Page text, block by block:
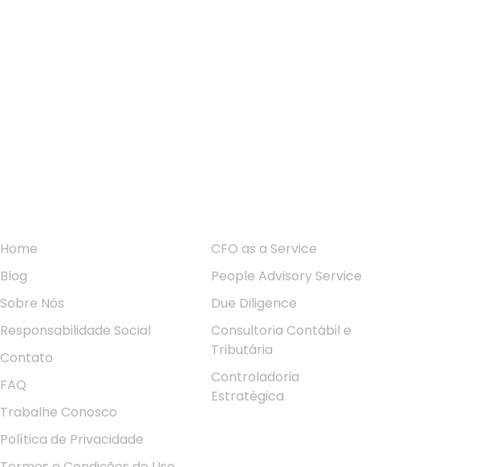
Home
Blog
Sobre Nós
Responsabilidade Social
Contato
FAQ
Trabalhe Conosco
Política de Privacidade
CFO as a Service
People Advisory Service
Due Diligence
Consultoria Contábil e
Tributária
Controladoria
Estratégica